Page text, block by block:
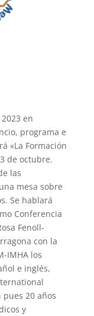
en
programa e
«La Formación
de octubre.
las
mesa sobre
Se hablará
Conferencia
Fenoll-
con la
IMHA los
e inglés,
20 años
y